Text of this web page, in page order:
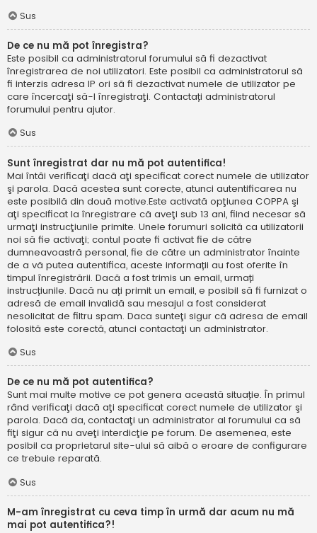
Sus
De ce nu mă pot înregistra?
Este posibil ca administratorul forumului să fi dezactivat
înregistrarea de noi utilizatori. Este posibil ca administratorul să
fi interzis adresa IP ori să fi dezactivat numele de utilizator pe
care încercaţi să-l înregistraţi. Contactați administratorul
forumului pentru ajutor.
Sus
Sunt înregistrat dar nu mă pot autentifica!
Mai întâi verificaţi dacă aţi specificat corect numele de utilizator
şi parola. Dacă acestea sunt corecte, atunci autentificarea nu
este posibilă din două motive.Este activată opţiunea COPPA şi
aţi specificat la înregistrare că aveţi sub 13 ani, fiind necesar să
urmaţi instrucţiunile primite. Unele forumuri solicită ca utilizatorii
noi să fie activaţi; contul poate fi activat fie de către
dumneavoastră personal, fie de către un administrator înainte
de a vă putea autentifica, aceste informații au fost oferite în
timpul înregistrării. Dacă a fost trimis un email, urmați
instrucțiunile. Dacă nu ați primit un email, e posibil să fi furnizat o
adresă de email invalidă sau mesajul a fost considerat
nesolicitat de filtru spam. Daca sunteţi sigur că adresa de email
folosită este corectă, atunci contactaţi un administrator.
Sus
De ce nu mă pot autentifica?
Sunt mai multe motive ce pot genera această situație. În primul
rând verificaţi dacă aţi specificat corect numele de utilizator şi
parola. Dacă da, contactaţi un administrator al forumului ca să
fiţi sigur că nu aveţi interdicţie pe forum. De asemenea, este
posibil ca proprietarul site-ului să aibă o eroare de configurare
ce trebuie reparată.
Sus
M-am înregistrat cu ceva timp în urmă dar acum nu mă
mai pot autentifica?!